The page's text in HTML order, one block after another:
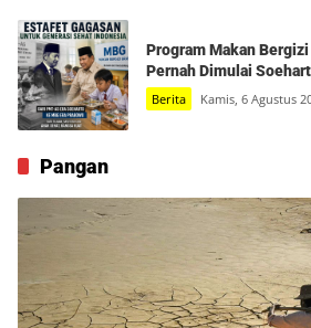
Program Makan
Pernah Dimulai
Berita Kamis, 6 Agustus
Pangan